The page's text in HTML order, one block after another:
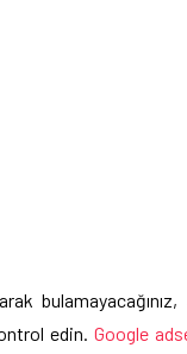
bulamayacağınız,
edin.Google